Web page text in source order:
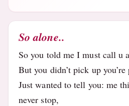
So alone..
So you told me I must call u
But you didn’t pick up you’re
Just wanted to tell you: me
never stop,